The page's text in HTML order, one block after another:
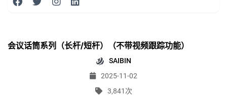
会议话筒系列（长杆/短杆）（不带视频跟踪功能）
SAIBIN
2025-11-02
3,841次